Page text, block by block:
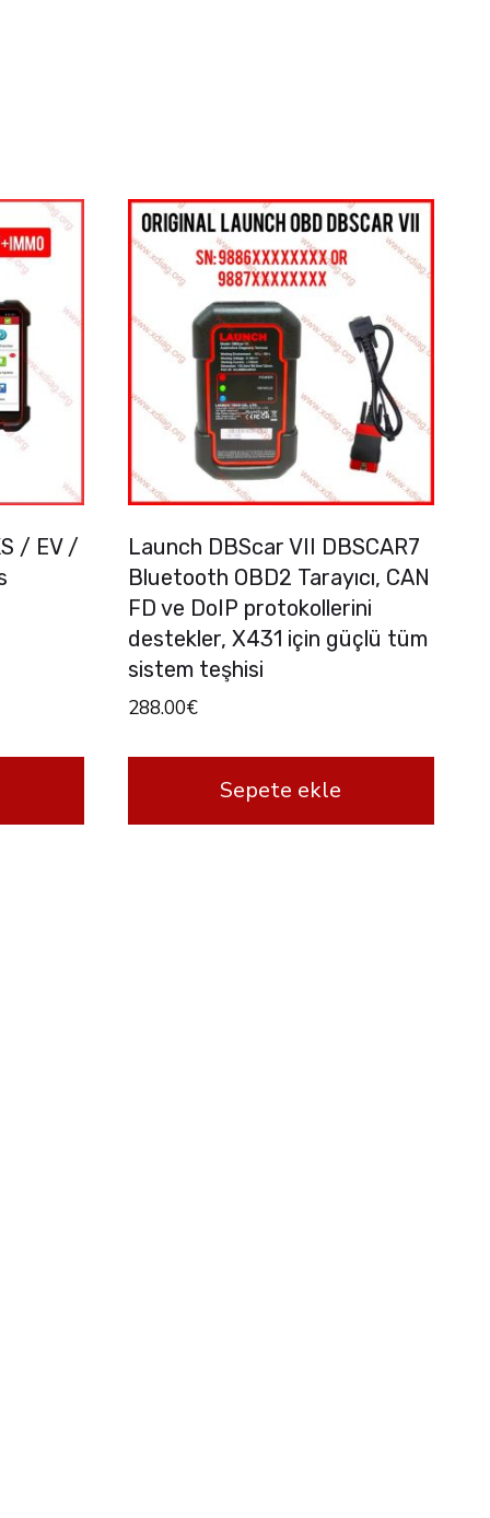
/ EV /
Launch DBScar VII DBSCAR7
Bluetooth OBD2 Tarayıcı, CAN
FD ve DoIP protokollerini
destekler, X431 için güçlü tüm
sistem teşhisi
288.00€
Sepete ekle